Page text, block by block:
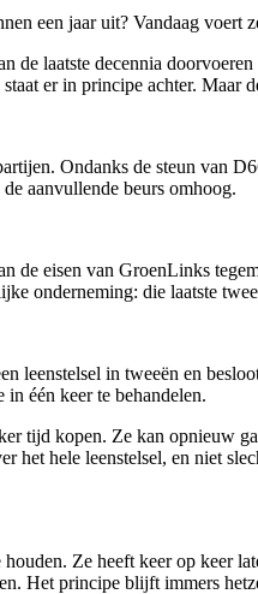
een jaar uit? Vandaag voert
de laatste decennia
er in principe achter. Maar
Ondanks de steun van
aanvullende beurs omhoog.
de eisen van GroenLinks
onderneming: die laatste
leenstelsel in tweeën en
één keer te behandelen.
tijd kopen. Ze kan opnieuw
het hele leenstelsel, en niet
Ze heeft keer op keer
Het principe blijft immers